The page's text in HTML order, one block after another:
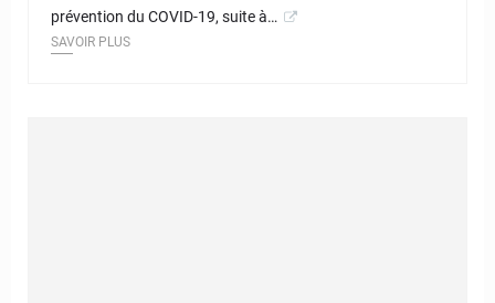
prévention du COVID-19, suite à…
SAVOIR PLUS